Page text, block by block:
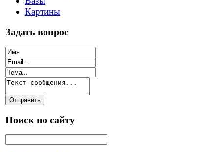
Картины
Задать вопрос
Поиск по сайту